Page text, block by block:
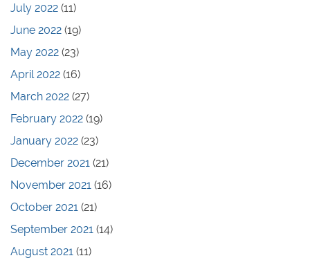
July 2022 (11)
June 2022 (19)
May 2022 (23)
April 2022 (16)
March 2022 (27)
February 2022 (19)
January 2022 (23)
December 2021 (21)
November 2021 (16)
October 2021 (21)
September 2021 (14)
August 2021 (11)